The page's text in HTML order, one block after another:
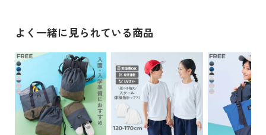
よく一緒に見られている商品